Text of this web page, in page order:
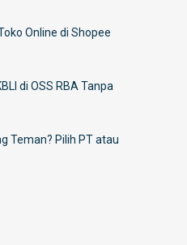
Online di Shopee
di OSS RBA Tanpa
Teman? Pilih PT atau